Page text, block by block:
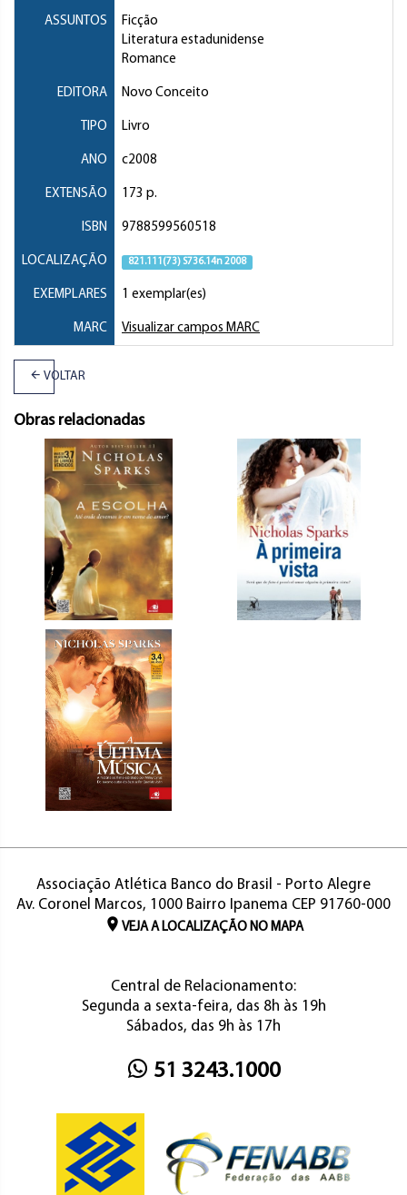
ASSUNTOS
Ficção
Literatura estadunidense
Romance
EDITORA Novo Conceito
TIPO Livro
ANO c2008
EXTENSÃO 173 p.
ISBN 9788599560518
LOCALIZAÇÃO 821.111(73) S736.14n 2008
EXEMPLARES 1 exemplar(es)
MARC Visualizar campos MARC
VOLTAR
Obras relacionadas
Associação Atlética Banco do Brasil - Porto Alegre
Av. Coronel Marcos, 1000 Bairro Ipanema CEP 91760-000
VEJA A LOCALIZAÇÃO NO MAPA
Central de Relacionamento:
Segunda a sexta-feira, das 8h às 19h
Sábados, das 9h às 17h
51 3243.1000